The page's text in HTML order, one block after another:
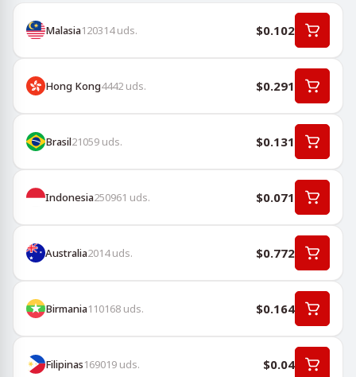
Malasia120314uds. $0.102
Hong Kong4442 uds. $0.291
Brasil21059 uds. $0.131
Indonesia250961 uds. $0.071
Australia2014uds. $0.772
Birmania110168 uds. $0.164
Filipinas169019 uds. $0.04